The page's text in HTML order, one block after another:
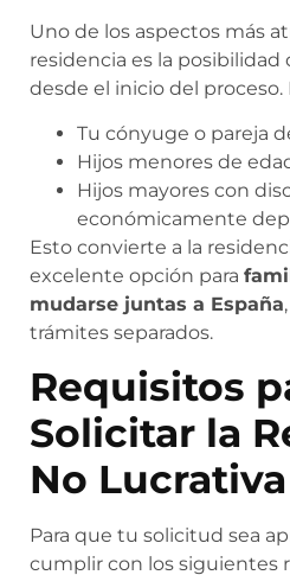
Uno de los aspectos más
residencia es la posibilidad
desde el inicio del
Tu cónyuge o pareja
Hijos menores de
Hijos mayores con
económicamente
Esto convierte a la
excelente opción para
mudarse juntas a España
trámites separados.
Requisitos
Solicitar la
No
Para que tu solicitud sea
cumplir con los siguientes